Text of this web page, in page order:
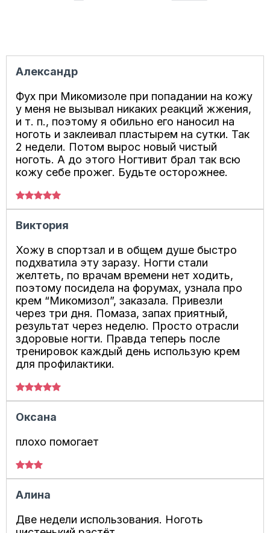
Александр
Фух при Микомизоле при попадании на кожу
у меня не вызывал никаких реакций жжения,
и т. п., поэтому я обильно его наносил на
ноготь и заклеивал пластырем на сутки. Так
2 недели. Потом вырос новый чистый
ноготь. А до этого Ногтивит брал так всю
кожу себе прожег. Будьте осторожнее.
Виктория
Хожу в спортзал и в общем душе быстро
подхватила эту заразу. Ногти стали
желтеть, по врачам времени нет ходить,
поэтому посидела на форумах, узнала про
крем “Микомизол”, заказала. Привезли
через три дня. Помаза, запах приятный,
результат через неделю. Просто отрасли
здоровые ногти. Правда теперь после
тренировок каждый день использую крем
для профилактики.
Оксана
плохо помогает
Алина
Две недели использования. Ноготь